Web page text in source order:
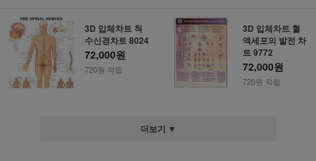
3D 입체차트 척
수신경차트 8024
72,000원
720원 적립
3D 입체차트 혈
액세포의 발전 차
트 9772
72,000원
720원 적립
더보기 ▼